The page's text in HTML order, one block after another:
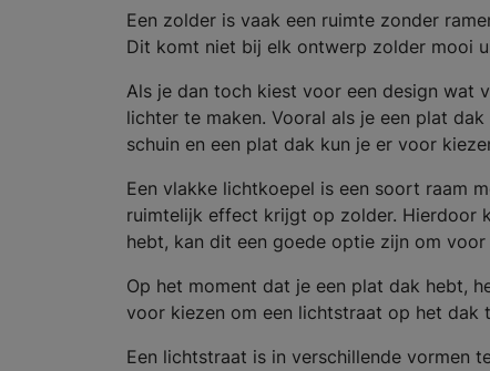
Een zolder is vaak een ruimte zonder
Dit komt niet bij elk ontwerp zolder mooi
Als je dan toch kiest voor een design wat
lichter te maken. Vooral als je een plat
schuin en een plat dak kun je er voor
Een vlakke lichtkoepel is een soort raam
ruimtelijk effect krijgt op zolder. Hierdoor
hebt, kan dit een goede optie zijn om voor
Op het moment dat je een plat dak hebt,
voor kiezen om een lichtstraat op het dak
Een lichtstraat is in verschillende vormen